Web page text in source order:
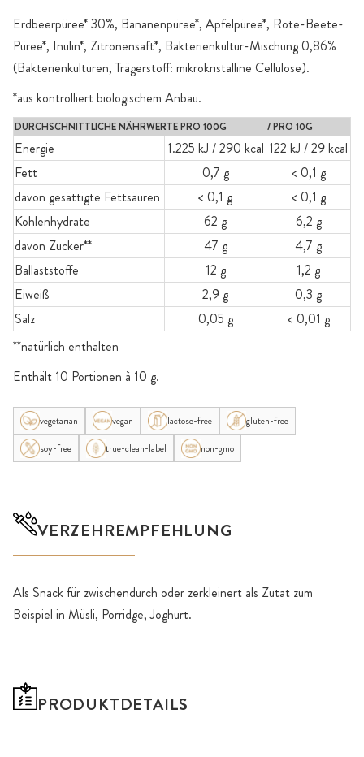
Erdbeerpüree* 30%, Bananenpüree*, Apfelpüree*, Rote-Beete-
Püree*, Inulin*, Zitronensaft*, Bakterienkultur-Mischung 0,86%
(Bakterienkulturen, Trägerstoff: mikrokristalline Cellulose).
*aus kontrolliert biologischem Anbau.
DURCHSCHNITTLICHE NÄHRWERTE PRO 100G / PRO 10G
Energie 1.225 kJ / 290 kcal 122 kJ / 29 kcal
Fett
0,7 g
< 0,1 g
davon gesättigte Fettsäuren
< 0,1 g
< 0,1 g
Kohlenhydrate
62 g
6,2 g
davon Zucker**
47 g
4,7 g
Ballaststoffe
12 g
1,2 g
Eiweiß
2,9 g
0,3 g
Salz
0,05 g
< 0,01 g
**natürlich enthalten
Enthält 10 Portionen à 10 g.
vegetarian vegan lactose-free
gluten-free
soy-free
true-clean-label non-gmo
VERZEHREMPFEHLUNG
Als Snack für zwischendurch oder zerkleinert als Zutat zum
Beispiel in Müsli, Porridge, Joghurt.
PRODUKTDETAILS